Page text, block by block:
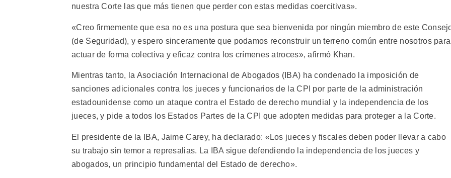
nuestra Corte las que más tienen que perder con estas medidas coercitivas».
«Creo firmemente que esa no es una postura que sea bienvenida por ningún miembro de este
(de Seguridad), y espero sinceramente que podamos reconstruir un terreno común entre nosotros para
actuar de forma colectiva y eficaz contra los crímenes atroces», afirmó Khan.
Mientras tanto, la Asociación Internacional de Abogados (IBA) ha condenado la imposición de
sanciones adicionales contra los jueces y funcionarios de la CPI por parte de la administración
estadounidense como un ataque contra el Estado de derecho mundial y la independencia de los
jueces, y pide a todos los Estados Partes de la CPI que adopten medidas para proteger a la Corte.
El presidente de la IBA, Jaime Carey, ha declarado: «Los jueces y fiscales deben poder llevar a cabo
su trabajo sin temor a represalias. La IBA sigue defendiendo la independencia de los jueces y
abogados, un principio fundamental del Estado de derecho».